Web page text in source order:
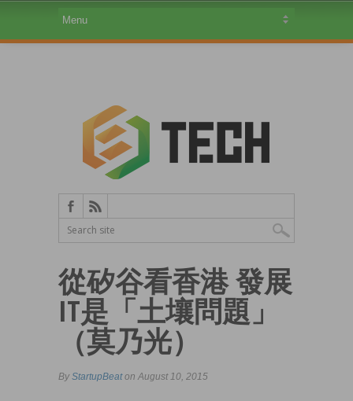
從矽谷看香港 發展
IT是「土壤問題」
（莫乃光）
By StartupBeaton August 10, 2015